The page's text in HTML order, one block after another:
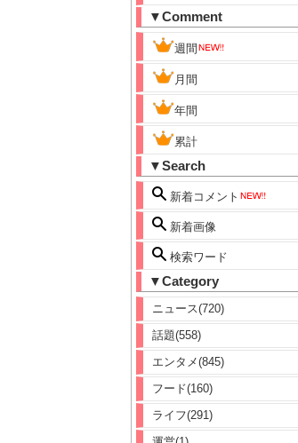
▼Comment
週間
月間
年間
累計
▼Search
新着コメント
新着画像
検索ワード
▼Category
ニュース(720)
話題(558)
エンタメ(845)
フード(160)
ライフ(291)